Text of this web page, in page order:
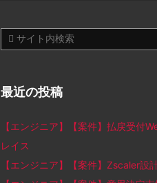
最近の投稿
【エンジニア】【案件】払戻受付
レイス
【エンジニア】【案件】Zscaler設